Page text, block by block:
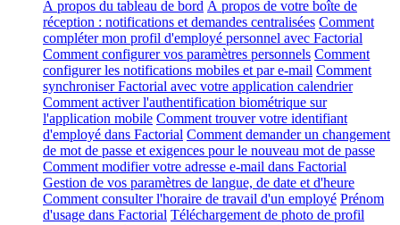
À propos du tableau de bord À propos de votre boîte de
réception : notifications et demandes centralisées Comment
compléter mon profil d'employé personnel avec Factorial
Comment configurer vos paramètres personnels Comment
configurer les notifications mobiles et par e-mail Comment
synchroniser Factorial avec votre application calendrier
Comment activer l'authentification biométrique sur
l'application mobile Comment trouver votre identifiant
d'employé dans Factorial Comment demander un changement
de mot de passe et exigences pour le nouveau mot de passe
Comment modifier votre adresse e-mail dans Factorial
Gestion de vos paramètres de langue, de date et d'heure
Comment consulter l'horaire de travail d'un employé Prénom
d'usage dans Factorial Téléchargement de photo de profil